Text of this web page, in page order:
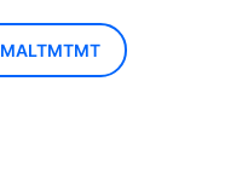
MALTMTMT